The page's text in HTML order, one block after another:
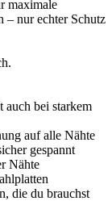
maximale
– nur echter Schutz
auch bei starkem
auf alle Nähte
gespannt
Nähte
die du brauchst